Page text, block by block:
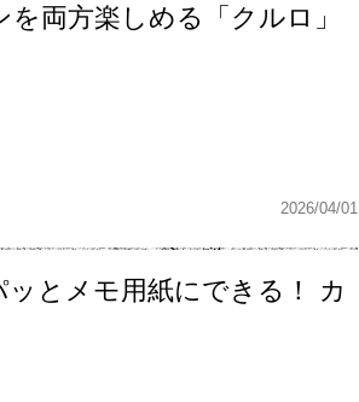
を両方楽しめる「クルロ」
2026/04/01
ッとメモ用紙にできる！ カ